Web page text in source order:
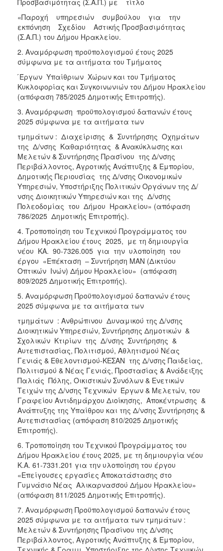
«Παροχή υπηρεσιών συμβούλου για την
εκπόνηση Σχεδίου Αστικής Προσβασιμότητας
(Σ.Α.Π.) του Δήμου Ηρακλείου.
2. Αναμόρφωση προϋπολογισμού έτους 2025
σύμφωνα με τα αιτήματα του Τμήματος
́Έργων Υπαίθριων Χώρων και του Τμήματος
Κυκλοφορίας και Συγκοινωνιών του Δήμου Ηρακλείου
(απόφαση 785/2025 Δημοτικής Επιτροπής).
3. Αναμόρφωση προϋπολογισμού δαπανών έτους
2025 σύμφωνα με τα αιτήματα των
τμημάτων : Διαχείρισης & Συντήρησης Οχημάτων
της Δ/νσης Καθαριότητας & Ανακύκλωσης και
Μελετών & Συντήρησης Πρασίνου της Δ/νσης
Περιβάλλοντος, Αγροτικής Ανάπτυξης & Εμπορίου,
Δημοτικής Περιουσίας της Δ/νσης Οικονομικών
Υπηρεσιών, Υποστήριξης Πολιτικών Οργάνων της Δ/
νσης Διοικητικών Υπηρεσιών και της Δ/νσης
Πολεοδομίας του Δήμου Ηρακλείου» (απόφαση
786/2025 Δημοτικής Επιτροπής).
4. Τροποποίηση του Τεχνικού Προγράμματος του
Δήμου Ηρακλείου έτους 2025, με τη δημιουργία
νέου ΚΑ. 90-7326.005 για την υλοποίηση του
έργου «Επέκταση – Συντήρηση ΜΑΝ (Δικτύου
Οπτικών Ινών) Δήμου Ηρακλείου» (απόφαση
809/2025 Δημοτικής Επιτροπής).
5. Αναμόρφωση Προϋπολογισμού δαπανών έτους
2025 σύμφωνα με τα αιτήματα των
τμημάτων : Ανθρώπινου Δυναμικού της Δ/νσης
Διοικητικών Υπηρεσιών, Συντήρησης Δημοτικών &
Σχολικών Κτιρίων της Δ/νσης Συντήρησης &
Αυτεπιστασίας, Πολιτισμού, Αθλητισμού Νέας
Γενιάς & Εθελοντισμού-ΚΕΣΑΝ της Δ/νσης Παιδείας,
Πολιτισμού & Νέας Γενιάς, Προστασίας & Ανάδειξης
Παλιάς Πόλης, Οικιστικών Συνόλων & Ενετικών
Τειχών της Δ/νσης Τεχνικών Έργων & Μελετών, του
Γραφείου Αντιδημάρχου Διοίκησης, Αποκέντρωσης &
Ανάπτυξης της Υπαίθρου και της Δ/νσης Συντήρησης &
Αυτεπιστασίας (απόφαση 810/2025 Δημοτικής
Επιτροπής).
6. Τροποποίηση του Τεχνικού Προγράμματος του
Δήμου Ηρακλείου έτους 2025, με τη δημιουργία νέου
Κ.Α. 61-7331.201 για την υλοποίηση του έργου
«Επείγουσες εργασίες Αποκατάστασης στο
Γυμνάσιο Νέας Αλικαρνασσού Δήμου Ηρακλείου»
(απόφαση 811/2025 Δημοτικής Επιτροπής).
7. Αναμόρφωση Προϋπολογισμού δαπανών έτους
2025 σύμφωνα με τα αιτήματα των τμημάτων :
Μελετών & Συντήρησης Πρασίνου της Δ/νσης
Περιβάλλοντος, Αγροτικής Ανάπτυξης & Εμπορίου,